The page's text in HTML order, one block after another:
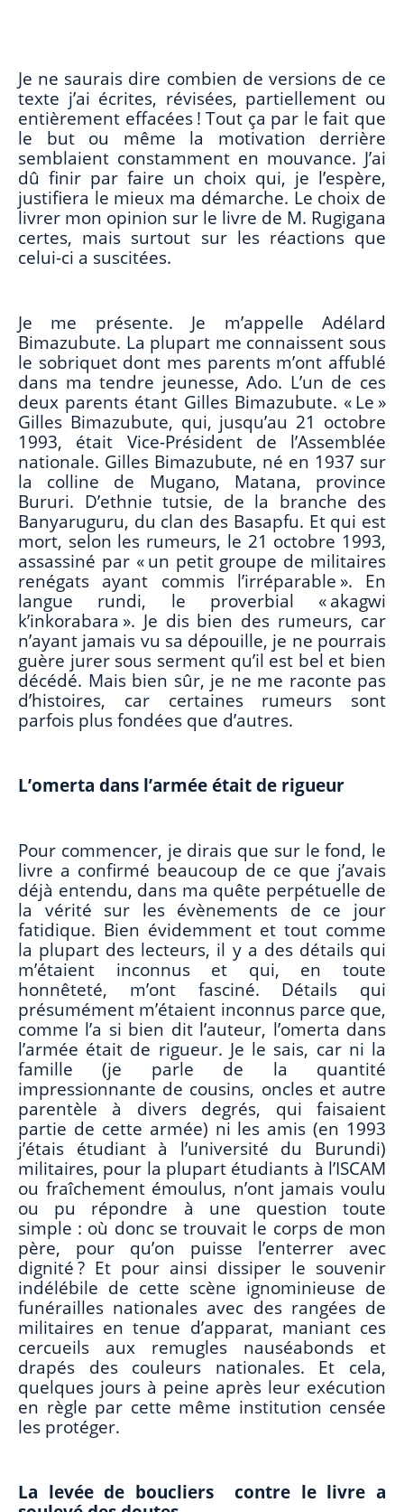
Je ne saurais dire combien de versions de ce
texte j’ai écrites, révisées, partiellement ou
entièrement effacées ! Tout ça par le fait que
le but ou même la motivation derrière
semblaient constamment en mouvance. J’ai
dû finir par faire un choix qui, je l’espère,
justifiera le mieux ma démarche. Le choix de
livrer mon opinion sur le livre de M. Rugigana
certes, mais surtout sur les réactions que
celui-ci a suscitées.
Je me présente. Je m’appelle Adélard
Bimazubute. La plupart me connaissent sous
le sobriquet dont mes parents m’ont affublé
dans ma tendre jeunesse, Ado. L’un de ces
deux parents étant Gilles Bimazubute. « Le »
Gilles Bimazubute, qui, jusqu’au 21 octobre
1993, était Vice-Président de l’Assemblée
nationale. Gilles Bimazubute, né en 1937 sur
la colline de Mugano, Matana, province
Bururi. D’ethnie tutsie, de la branche des
Banyaruguru, du clan des Basapfu. Et qui est
mort, selon les rumeurs, le 21 octobre 1993,
assassiné par « un petit groupe de militaires
renégats ayant commis l’irréparable ». En
langue rundi, le proverbial « akagwi
k’inkorabara ». Je dis bien des rumeurs, car
n’ayant jamais vu sa dépouille, je ne pourrais
guère jurer sous serment qu’il est bel et bien
décédé. Mais bien sûr, je ne me raconte pas
d’histoires, car certaines rumeurs sont
parfois plus fondées que d’autres.
L’omerta dans l’armée était de rigueur
Pour commencer, je dirais que sur le fond, le
livre a confirmé beaucoup de ce que j’avais
déjà entendu, dans ma quête perpétuelle de
la vérité sur les évènements de ce jour
fatidique. Bien évidemment et tout comme
la plupart des lecteurs, il y a des détails qui
m’étaient inconnus et qui, en toute
honnêteté, m’ont fasciné. Détails qui
présumément m’étaient inconnus parce que,
comme l’a si bien dit l’auteur, l’omerta dans
l’armée était de rigueur. Je le sais, car ni la
famille (je parle de la quantité
impressionnante de cousins, oncles et autre
parentèle à divers degrés, qui faisaient
partie de cette armée) ni les amis (en 1993
j’étais étudiant à l’université du Burundi)
militaires, pour la plupart étudiants à l’ISCAM
ou fraîchement émoulus, n’ont jamais voulu
ou pu répondre à une question toute
simple : où donc se trouvait le corps de mon
père, pour qu’on puisse l’enterrer avec
dignité ? Et pour ainsi dissiper le souvenir
indélébile de cette scène ignominieuse de
funérailles nationales avec des rangées de
militaires en tenue d’apparat, maniant ces
cercueils aux remugles nauséabonds et
drapés des couleurs nationales. Et cela,
quelques jours à peine après leur exécution
en règle par cette même institution censée
les protéger.
La levée de boucliers contre le livre a